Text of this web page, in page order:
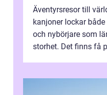
Äventyrsresor till
kanjoner lockar
och nybörjare som
storhet. Det finns få